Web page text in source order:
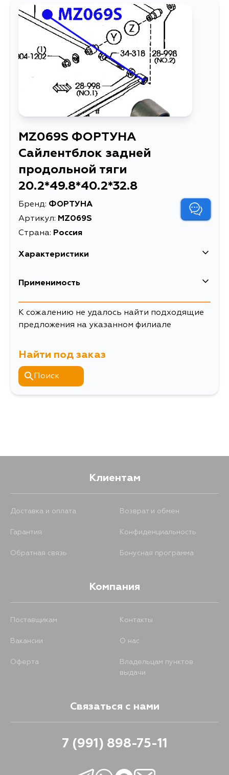
MZ069S ФОРТУНА
Сайлентблок задней
продольной тяги
20.2*49.8*40.2*32.8
Бренд: ФОРТУНА
Артикул: MZ069S
Страна: Россия
Характеристики
Описание
Сайлентблок задней продольной
Применимость
К сожалению не удалось найти подходящие
предложения на указанном филиале
Найти под заказ
Поиск
Клиентам
Доставка и оплата Возврат и обмен
Гарантия Конфиденциальность
Обратная связь Бонусная программа
Компания
Поставщикам Контакты
Вакансии О нас
Оферта
Владельцам пунктов
выдачи
Связаться с нами
7 (991) 898-75-11